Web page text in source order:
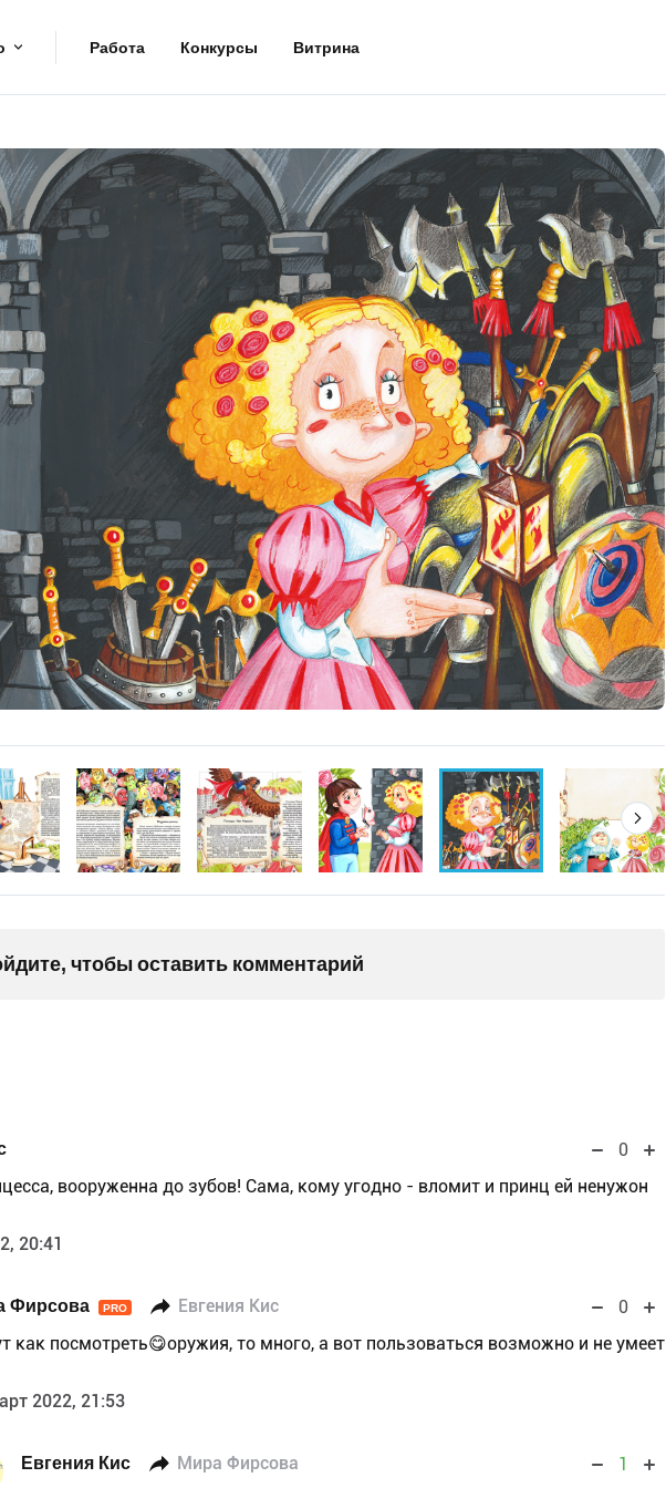
Работа Конкурсы Витрина
чтобы оставить комментарий
0
вооруженна до зубов! Сама, кому угодно - вломит и принц ей ненужон
20:41
Фирсова PRO Евгения Кис
0
как посмотреть😋оружия, то много, а вот пользоваться возможно и не умеет
2022, 21:53
Евгения Кис Мира Фирсова 1